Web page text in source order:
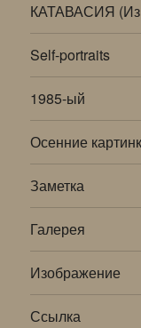
КАТАВАСИЯ (Из
Self-portraits
1985-ый
Осенние
Заметка
Галерея
Изображение
Ссылка